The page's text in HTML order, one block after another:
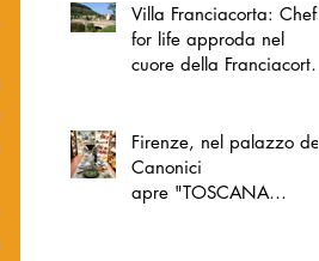
Villa Franciacorta: Chefs
for life approda nel
cuore della Franciacorta,
Firenze, nel palazzo dei
Canonici
apre "TOSCANA